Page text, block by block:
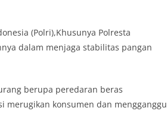
(Polri),Khusunya Polresta
dalam menjaga stabilitas pangan
berupa peredaran beras
merugikan konsumen dan mengganggu